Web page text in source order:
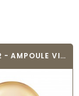
EGLO 11692 - AMPOULE VINTAGE LED - LED_E27